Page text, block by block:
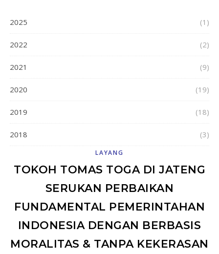
2025 (1)
2022 (2)
2021 (9)
2020 (19)
2019 (18)
2018 (3)
LAYANG
TOKOH TOMAS TOGA DI JATENG
SERUKAN PERBAIKAN
FUNDAMENTAL PEMERINTAHAN
INDONESIA DENGAN BERBASIS
MORALITAS & TANPA KEKERASAN